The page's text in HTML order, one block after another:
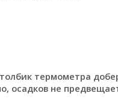
термометра
осадков не